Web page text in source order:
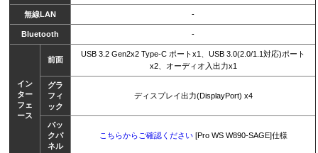
無線LAN -
Bluetooth -
イン
ター
フェ
ース
前面
USB 3.2 Gen2x2 Type-C ポートx1、USB 3.0(2.0/1.1対応)ポート
x2、オーディオ入出力x1
グラ
フィ
ック
ディスプレイ出力(DisplayPort) x4
バッ
クパ
ネル
こちらからご確認ください[Pro WS W890-SAGE]仕様